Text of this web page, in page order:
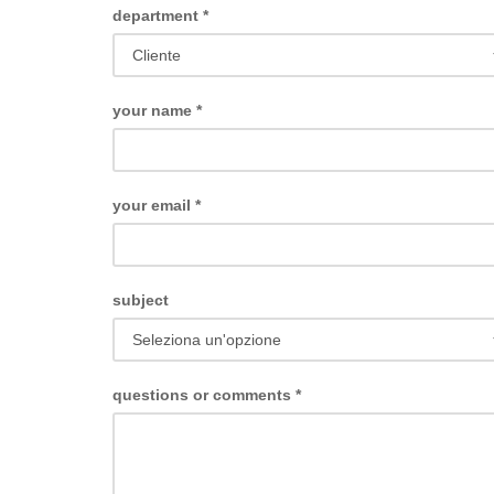
department *
your name *
your email *
subject
questions or comments *